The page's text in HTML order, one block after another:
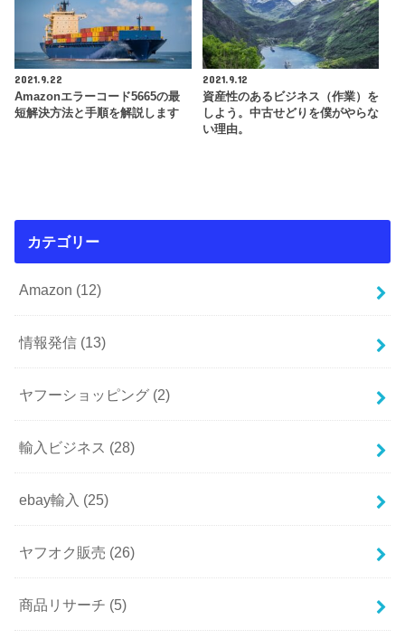
2021.9.22
Amazonエラーコード5665の最
短解決方法と手順を解説します
2021.9.12
資産性のあるビジネス（作業）を
しよう。中古せどりを僕がやらな
い理由。
カテゴリー
Amazon (12)
情報発信 (13)
ヤフーショッピング (2)
輸入ビジネス (28)
ebay輸入 (25)
ヤフオク販売 (26)
商品リサーチ (5)